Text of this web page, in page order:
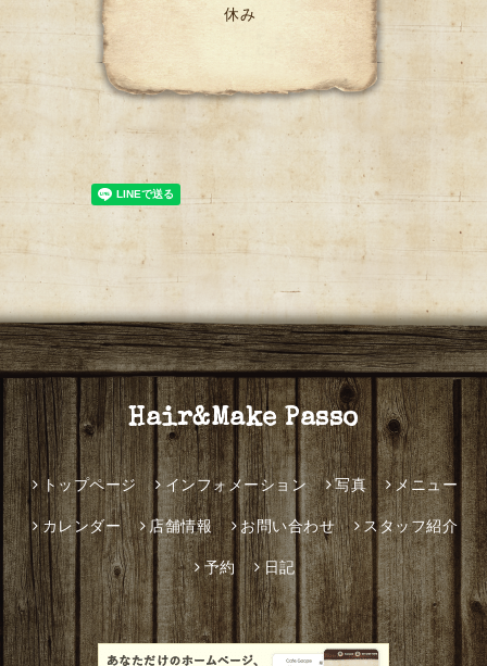
休み
Hair&Make Passo
トップページ インフォメーション 写真 メニュー
カレンダー 店舗情報 お問い合わせ スタッフ紹介
予約 日記